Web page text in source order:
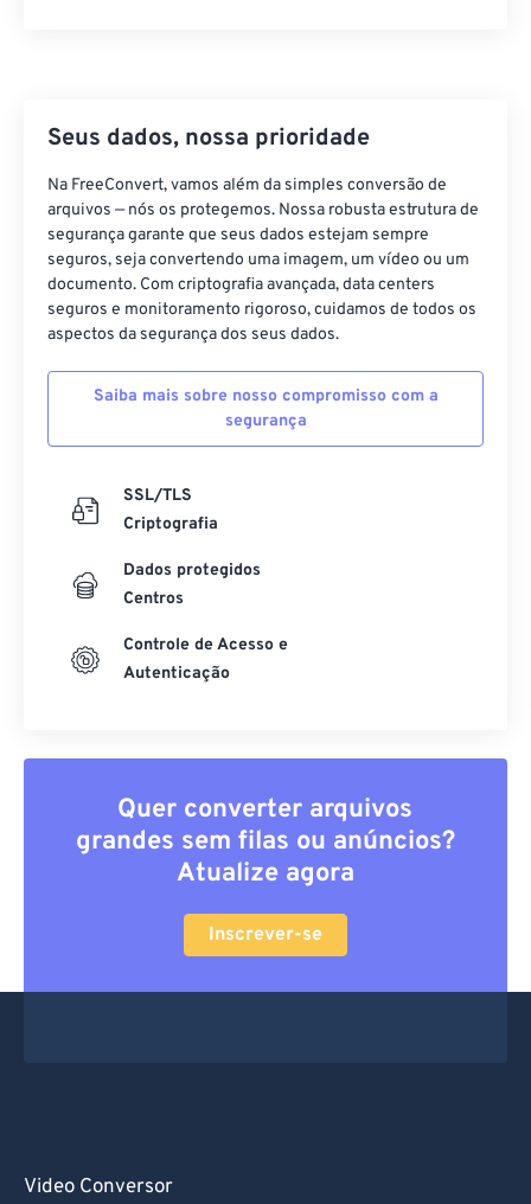
Seus dados, nossa prioridade
Na FreeConvert, vamos além da simples conversão de
arquivos — nós os protegemos. Nossa robusta estrutura de
segurança garante que seus dados estejam sempre
seguros, seja convertendo uma imagem, um vídeo ou um
documento. Com criptografia avançada, data centers
seguros e monitoramento rigoroso, cuidamos de todos os
aspectos da segurança dos seus dados.
Saiba mais sobre nosso compromisso com a
segurança
SSL/TLS
Criptografia
Dados protegidos
Centros
Controle de Acesso e
Autenticação
Quer converter arquivos
grandes sem filas ou anúncios?
Atualize agora
Inscrever-se
Video Conversor